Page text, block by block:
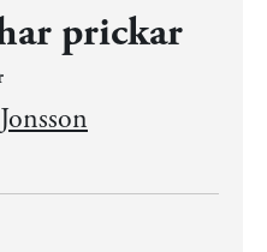
prickar